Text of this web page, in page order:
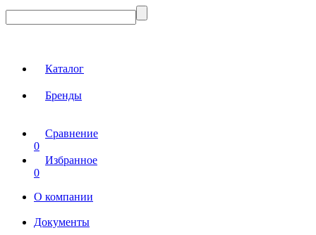
Каталог
Бренды
Сравнение
0
Избранное
0
О компании
Документы